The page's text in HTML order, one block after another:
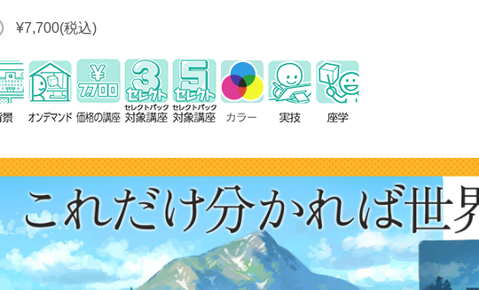
¥7,700(税込)